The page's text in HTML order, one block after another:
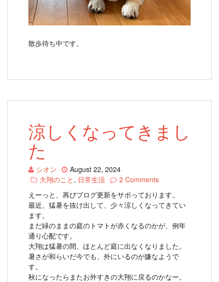
散歩待ち中です。
涼しくなってきまし
た
シオン
August 22, 2024
大翔のこと , 日常生活
2 Comments
えーっと、再びブログ更新をサボっております。
最近、猛暑を抜け出して、少々涼しくなってきてい
ます。
まだ緑のままの庭のトマトが赤くなるのかが、例年
通り心配です。
大翔は猛暑の間、ほとんど庭に出なくなりました。
暑さが和らいだ今でも、外にいるのが嫌なようで
す。
秋になったらまたお外すきの大翔に戻るのかなー。